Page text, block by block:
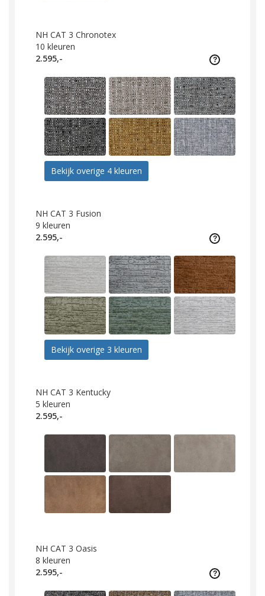
NH CAT 3 Chronotex
10 kleuren
2.595,-
Bekijk overige 4 kleuren
NH CAT 3 Fusion
9 kleuren
2.595,-
Bekijk overige 3 kleuren
NH CAT 3 Kentucky
5 kleuren
2.595,-
NH CAT 3 Oasis
8 kleuren
2.595,-